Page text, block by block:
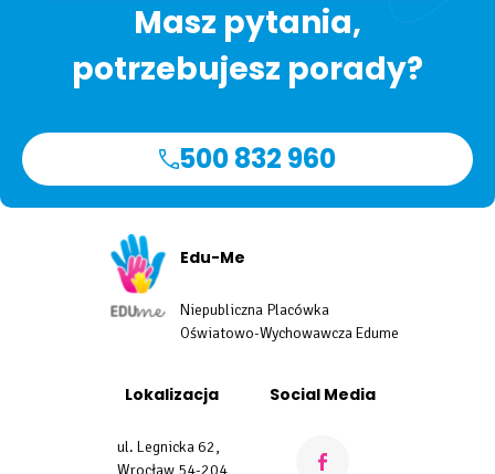
Masz pytania,
potrzebujesz porady?
500 832 960
Edu-Me
Niepubliczna Placówka
Oświatowo-Wychowawcza Edume
Lokalizacja
ul. Legnicka 62,
Wrocław 54-204
Social Media